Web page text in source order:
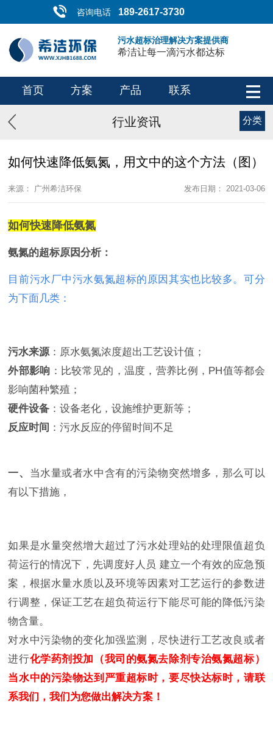
咨询电话 189-2617-3730
污水超标治理解决方案提供商
希洁让每一滴污水都达标
首页 方案 产品 联系
行业资讯 分类
如何快速降低氨氮，用文中的这个方法（图）
来源： 广州希洁环保 发布日期： 2021-03-06
如何快速降低氨氮
氨氮的超标原因分析：
目前污水厂中污水氨氮超标的原因其实也比较多。可分
为下面几类：
污水来源：原水氨氮浓度超出工艺设计值；
外部影响 ：比较常见的，温度，营养比例， PH值等都会
影响菌种繁殖；
硬件设备 ：设备老化，设施维护更新等；
反应时间 ：污水反应的停留时间不足
一、 当水量或者水中含有的污染物突然增多，那么可以
有以下措施，
如果是水量突然增大超过了污水处理站的处理限值超负
荷运行的情况下，先调度好人员 建立一个有效的应急预
案，根据水量水质以及环境等因素对工艺运行的参数进
行调整，保证工艺在超负荷运行下能尽可能的降低污染
物含量。
对水中污染物的变化加强监测，尽快进行工艺改良或者
进行化学药剂投加（我司的氨氮去除剂专治氨氮超标）
当水中的污染物达到严重超标时，要尽快达标时，请联
系我们，我们为您做出解决方案！